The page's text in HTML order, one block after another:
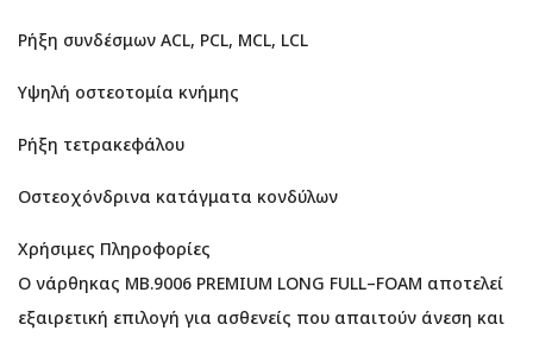
Ρήξη συνδέσμων ACL, PCL, MCL, LCL
Υψηλή οστεοτομία κνήμης
Ρήξη τετρακεφάλου
Οστεοχόνδρινα κατάγματα κονδύλων
Χρήσιμες Πληροφορίες
Ο νάρθηκας MB.9006 PREMIUM LONG FULL–FOAM αποτελεί
εξαιρετική επιλογή για ασθενείς που απαιτούν άνεση και